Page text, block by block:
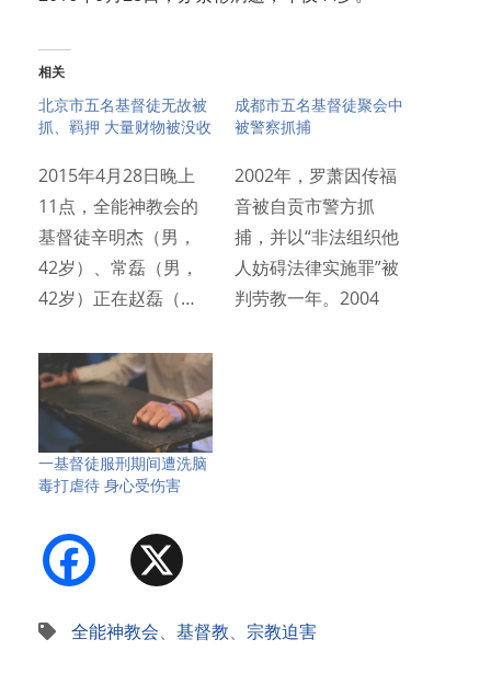
相关
北京市五名基督徒无故被
抓、羁押 大量财物被没收
2015年4月28日晚上
11点，全能神教会的
基督徒辛明杰（男，
42岁）、常磊（男，
42岁）正在赵磊（…
成都市五名基督徒聚会中
被警察抓捕
2002年，罗萧因传福
音被自贡市警方抓
捕，并以“非法组织他
人妨碍法律实施罪”被
判劳教一年。2004
一基督徒服刑期间遭洗脑
毒打虐待 身心受伤害
Facebook
全能神教会、 基督教、 宗教迫害